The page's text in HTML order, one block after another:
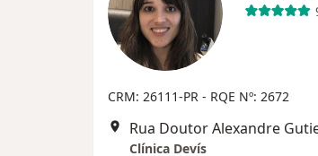
CRM: 26111-PR - RQE Nº: 2672
Clínica Devís